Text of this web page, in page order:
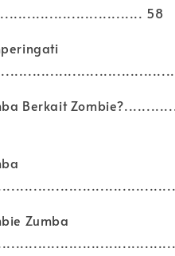
58
Berkait
Zumba